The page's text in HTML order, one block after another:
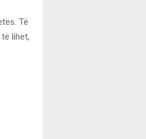
Të
lihet,